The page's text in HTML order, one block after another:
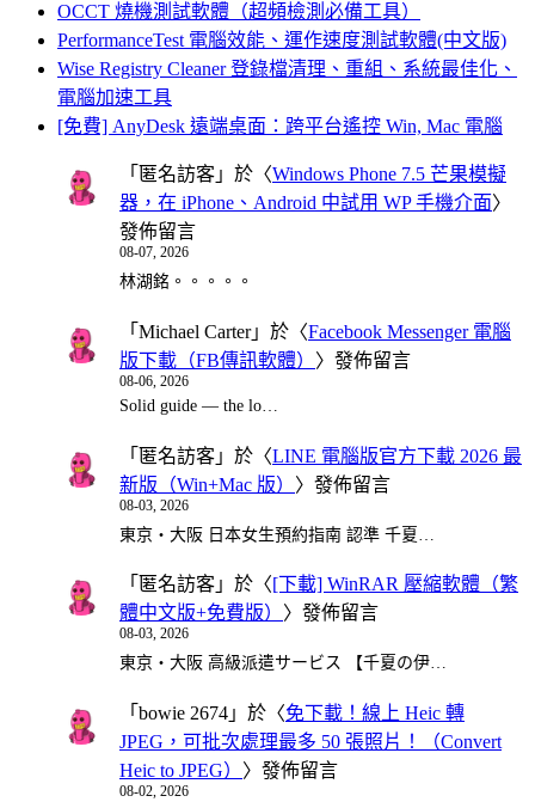
OCCT 燒機測試軟體（超頻檢測必備工具）
PerformanceTest 電腦效能、運作速度測試軟體(中文版)
Wise Registry Cleaner 登錄檔清理、重組、系統最佳化、
電腦加速工具
[免費] AnyDesk 遠端桌面：跨平台遙控 Win, Mac 電腦
「 匿名訪客 」於〈Windows Phone 7.5 芒果模擬
器，在 iPhone、Android 中試用 WP 手機介面〉
發佈留言
08-07, 2026
林湖銘。。。。。
「 Michael Carter」於〈Facebook Messenger 電腦
版下載（FB傳訊軟體） 〉發佈留言
08-06, 2026
Solid guide — the lo…
「 匿名訪客 」於〈LINE 電腦版官方下載 2026 最
新版（Win+Mac 版） 〉發佈留言
08-03, 2026
東京・大阪 日本女生預約指南 認準 千夏…
「 匿名訪客 」於〈[下載] WinRAR 壓縮軟體（繁
體中文版+免費版） 〉發佈留言
08-03, 2026
東京・大阪 高級派遣サービス 【千夏の伊…
「 bowie 2674 」於〈免下載！線上 Heic 轉
JPEG，可批次處理最多 50 張照片！（Convert
Heic to JPEG） 〉發佈留言
08-02, 2026